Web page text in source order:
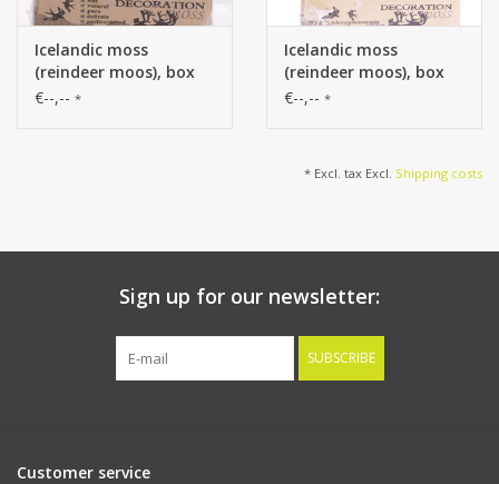
Icelandic moss
(reindeer moos), box
of 500 gr
€--,-- *
Icelandic moss
(reindeer moos), box
of 500 gr
€--,-- *
* Excl. tax Excl. Shipping costs
Sign up for our newsletter:
SUBSCRIBE
Customer service